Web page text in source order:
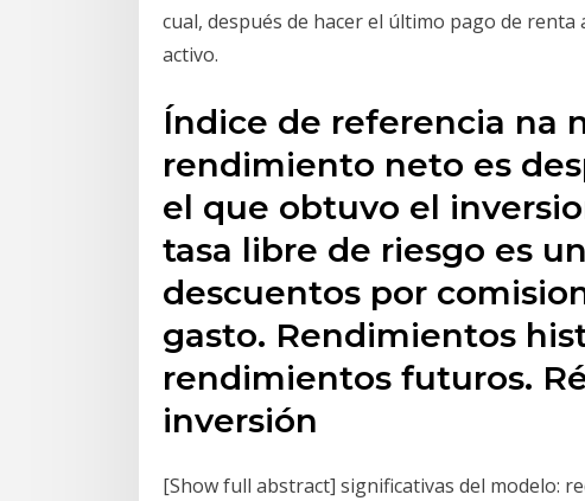
cual, después de hacer el último pago de
activo.
Índice de referencia na
rendimiento neto es
el que obtuvo el
tasa libre de riesgo es
descuentos por
gasto. Rendimientos
rendimientos futuros.
inversión
[Show full abstract] significativas del modelo: